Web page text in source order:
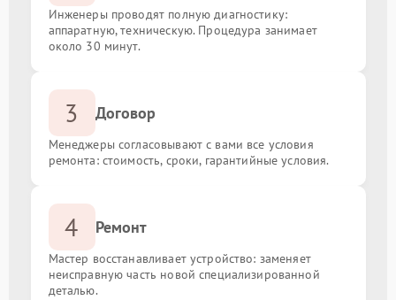
Инженеры проводят полную диагностику:
аппаратную, техническую. Процедура занимает
около 30 минут.
3 Договор
Менеджеры согласовывают с вами все условия
ремонта: стоимость, сроки, гарантийные условия.
4 Ремонт
Мастер восстанавливает устройство: заменяет
неисправную часть новой специализированной
деталью.